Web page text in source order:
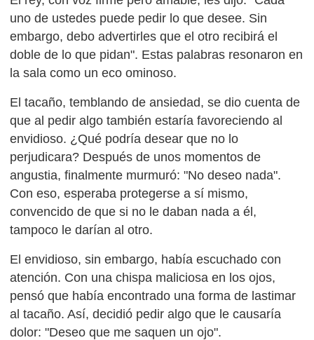
uno de ustedes puede pedir lo que desee. Sin
embargo, debo advertirles que el otro recibirá el
doble de lo que pidan". Estas palabras resonaron en
la sala como un eco ominoso.
El tacaño, temblando de ansiedad, se dio cuenta de
que al pedir algo también estaría favoreciendo al
envidioso. ¿Qué podría desear que no lo
perjudicara? Después de unos momentos de
angustia, finalmente murmuró: "No deseo nada".
Con eso, esperaba protegerse a sí mismo,
convencido de que si no le daban nada a él,
tampoco le darían al otro.
El envidioso, sin embargo, había escuchado con
atención. Con una chispa maliciosa en los ojos,
pensó que había encontrado una forma de lastimar
al tacaño. Así, decidió pedir algo que le causaría
dolor: "Deseo que me saquen un ojo".